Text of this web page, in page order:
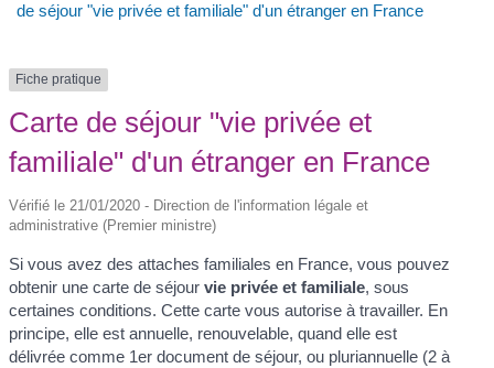
de séjour "vie privée et familiale" d'un étranger en France
Fiche pratique
Carte de séjour "vie privée et
familiale" d'un étranger en France
Vérifié le 21/01/2020 - Direction de l'information légale et
administrative (Premier ministre)
Si vous avez des attaches familiales en France, vous pouvez
obtenir une carte de séjourvie privée et familiale, sous
certaines conditions. Cette carte vous autorise à travailler. En
principe, elle est annuelle, renouvelable, quand elle est
délivrée comme 1er document de séjour, ou pluriannuelle (2 à